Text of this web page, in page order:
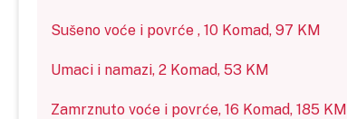
Sušeno voće i povrće , 10 Komad, 97 KM
Umaci i namazi, 2 Komad, 53 KM
Zamrznuto voće i povrće, 16 Komad, 185 KM